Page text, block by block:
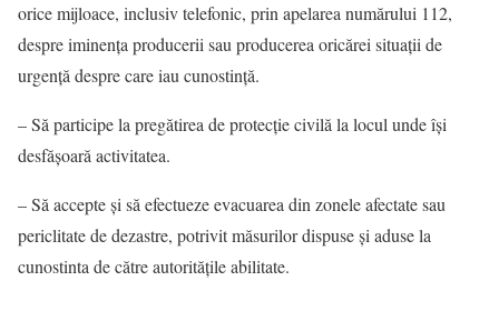
orice mijloace, inclusiv telefonic, prin apelarea numărului 112,
despre iminenţa producerii sau producerea oricărei situaţii de
urgenţă despre care iau cunostinţă.
– Să participe la pregătirea de protecţie civilă la locul unde îşi
desfăşoară activitatea.
– Să accepte şi să efectueze evacuarea din zonele afectate sau
periclitate de dezastre, potrivit măsurilor dispuse şi aduse la
cunostinta de către autorităţile abilitate.